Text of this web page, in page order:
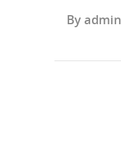
By admin